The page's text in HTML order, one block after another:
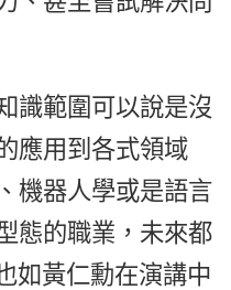
識範圍可以說是沒
應用到各式領域
機器人學或是語言
態的職業，未來都
如黃仁勳在演講中